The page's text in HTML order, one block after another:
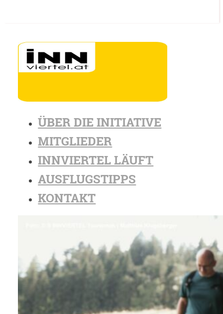
ÜBER DIE INITIATIVE
MITGLIEDER
INNVIERTEL LÄUFT
AUSFLUGSTIPPS
KONTAKT